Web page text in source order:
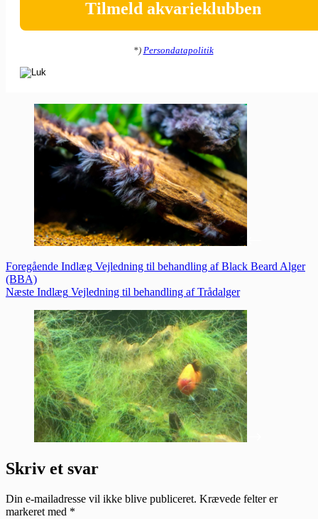
*) Persondatapolitik
Foregående Indlæg Vejledning til behandling af Black Beard Alger
(BBA)
Næste Indlæg Vejledning til behandling af Trådalger
Skriv et svar
Din e-mailadresse vil ikke blive publiceret. Krævede felter er
markeret med *